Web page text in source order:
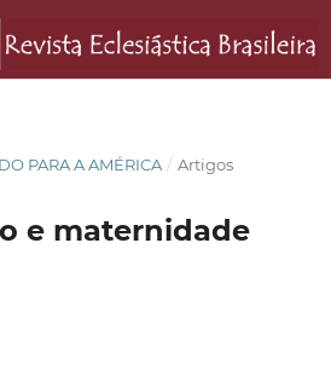
PARA A AMÉRICA / Artigos
e maternidade